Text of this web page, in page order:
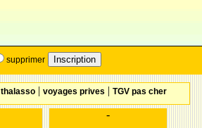
supprimer Inscription
thalasso| voyages prives | TGV pas cher
-